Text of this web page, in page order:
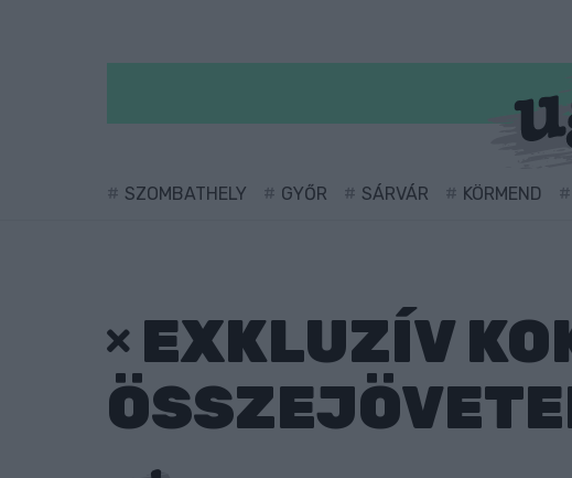
SZOMBATHELY GYŐR SÁRVÁR KÖRMEND
EXKLUZÍV